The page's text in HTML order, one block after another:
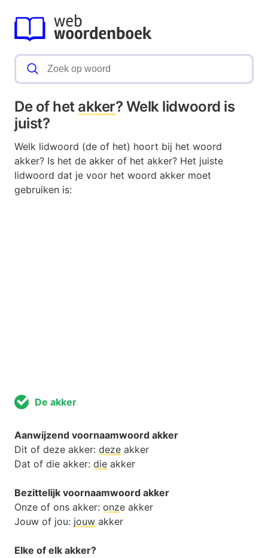
De of het akker? Welk lidwoord is
juist?
Welk lidwoord (de of het) hoort bij het woord
akker? Is het de akker of het akker? Het juiste
lidwoord dat je voor het woord akker moet
gebruiken is:
De akker
Aanwijzend voornaamwoord akker
Dit of deze akker: deze akker
Dat of die akker: die akker
Bezittelijk voornaamwoord akker
Onze of ons akker: onze akker
Jouw of jou: jouw akker
Elke of elk akker?